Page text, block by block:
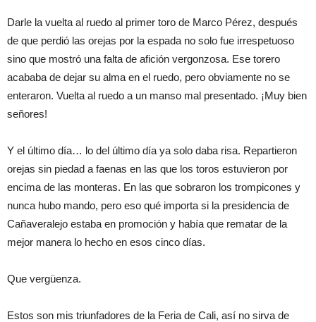
Darle la vuelta al ruedo al primer toro de Marco Pérez, después
de que perdió las orejas por la espada no solo fue irrespetuoso
sino que mostró una falta de afición vergonzosa. Ese torero
acababa de dejar su alma en el ruedo, pero obviamente no se
enteraron. Vuelta al ruedo a un manso mal presentado. ¡Muy bien
señores!
Y el último día… lo del último día ya solo daba risa. Repartieron
orejas sin piedad a faenas en las que los toros estuvieron por
encima de las monteras. En las que sobraron los trompicones y
nunca hubo mando, pero eso qué importa si la presidencia de
Cañaveralejo estaba en promoción y había que rematar de la
mejor manera lo hecho en esos cinco días.
Que vergüenza.
Estos son mis triunfadores de la Feria de Cali, así no sirva de